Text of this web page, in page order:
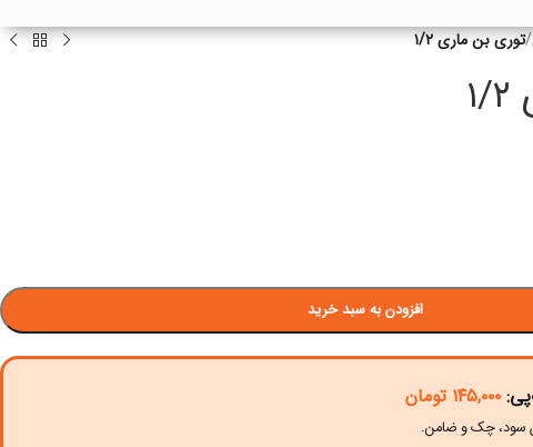
/توری بن ماری ۱/۲
افزودن به سبد خرید
۱۴۵,۰۰۰ تومان